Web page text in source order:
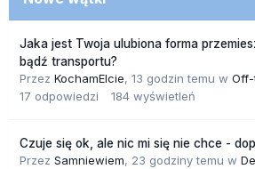
Jaka jest Twoja ulubiona forma
bądź transportu?
Przez KochamElcie, 13 godzin temu w
17 odpowiedzi 184 wyświetleń
Czuje się ok, ale nic mi się nie chce -
Przez Samniewiem, 23 godziny temu w